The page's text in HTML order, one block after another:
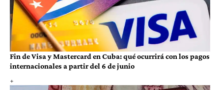
Fin de Visa y Mastercard en Cuba: qué ocurrirá con los pagos
internacionales a partir del 6 de junio